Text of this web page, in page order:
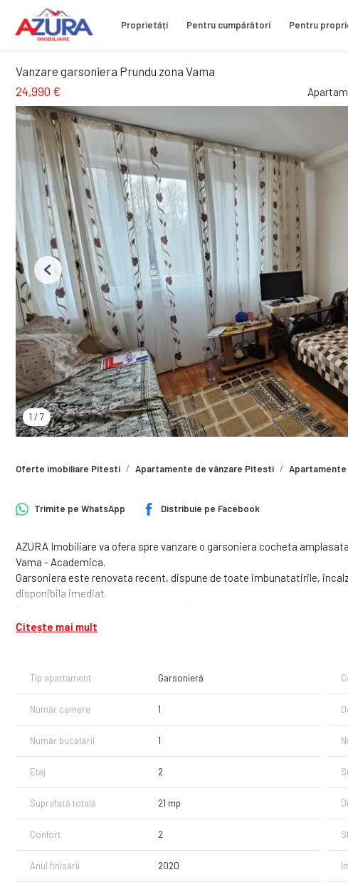
Proprietăți Pentru cumpărători Pentru
Vanzare garsoniera Prundu zona Vama
24,990 €
1 / 7
Previous
Oferte imobiliare Pitesti Apartamente de vânzare Pitesti Apartamente
Trimite pe WhatsApp Distribuie pe Facebook
AZURA Imobiliare va ofera spre vanzare o garsoniera cocheta
Vama - Academica.
Garsoniera este renovata recent, dispune de toate imbunatatirile,
disponibila imediat.
Citește mai mult
Tip apartament Garsonieră
Număr camere 1
Număr bucătării 1
Etaj 2
Suprafață totală 21 mp
Confort 2
Anul finisării 2020